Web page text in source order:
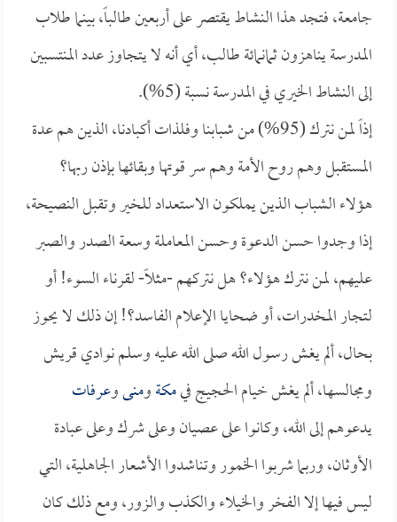
جامعة، فتجد هذا النشاط يقتصر على أربعين طالباً، بينما طلاب
المدرسة يناهزون ثمانمائة طالب، أي أنه لا يتجاوز عدد المنتسبين
إلى النشاط الخيري في المدرسة نسبة (5%).
إذاً لمن نترك (95%) من شبابنا وفلذات أكبادنا، الذين هم عدة
المستقبل وهم روح الأمة وهم سر قوتها وبقائها بإذن ربها؟
هؤلاء الشباب الذين يملكون الاستعداد للخير وتقبل النصيحة،
إذا وجدوا حسن الدعوة وحسن المعاملة وسعة الصدر والصبر
عليهم، لمن نترك هؤلاء؟ هل نتركهم -مثلاً- لقرناء السوء! أو
لتجار المخدرات، أو ضحايا الإعلام الفاسد؟! إن ذلك لا يحوز
بحال، ألم يغش رسول الله صلى الله عليه وسلم نوادي قريش
ومجالسها، ألم يغش خيام الحجيج فيمكةومنىوعرفات
يدعوهم إلى الله، وكانوا على عصيان وعلى شرك وعلى عبادة
الأوثان، وربما شربوا الخمور وتناشدوا الأشعار الجاهلية، التي
ليس فيها إلا الفخر والخيلاء والكذب والزور، ومع ذلك كان